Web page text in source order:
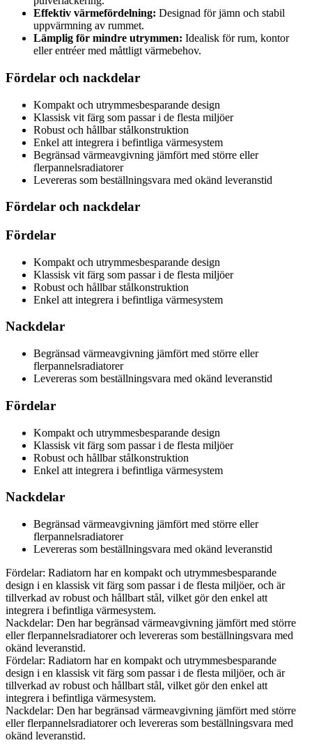
Effektiv värmefördelning: Designad för jämn och stabil
uppvärmning av rummet.
Lämplig för mindre utrymmen: Idealisk för rum, kontor
eller entréer med måttligt värmebehov.
Fördelar och nackdelar
Kompakt och utrymmesbesparande design
Klassisk vit färg som passar i de flesta miljöer
Robust och hållbar stålkonstruktion
Enkel att integrera i befintliga värmesystem
Begränsad värmeavgivning jämfört med större eller
flerpannelsradiatorer
Levereras som beställningsvara med okänd leveranstid
Fördelar och nackdelar
Fördelar
Kompakt och utrymmesbesparande design
Klassisk vit färg som passar i de flesta miljöer
Robust och hållbar stålkonstruktion
Enkel att integrera i befintliga värmesystem
Nackdelar
Begränsad värmeavgivning jämfört med större eller
flerpannelsradiatorer
Levereras som beställningsvara med okänd leveranstid
Fördelar
Kompakt och utrymmesbesparande design
Klassisk vit färg som passar i de flesta miljöer
Robust och hållbar stålkonstruktion
Enkel att integrera i befintliga värmesystem
Nackdelar
Begränsad värmeavgivning jämfört med större eller
flerpannelsradiatorer
Levereras som beställningsvara med okänd leveranstid
Fördelar: Radiatorn har en kompakt och utrymmesbesparande
design i en klassisk vit färg som passar i de flesta miljöer, och är
tillverkad av robust och hållbart stål, vilket gör den enkel att
integrera i befintliga värmesystem.
Nackdelar: Den har begränsad värmeavgivning jämfört med större
eller flerpannelsradiatorer och levereras som beställningsvara med
okänd leveranstid.
Fördelar: Radiatorn har en kompakt och utrymmesbesparande
design i en klassisk vit färg som passar i de flesta miljöer, och är
tillverkad av robust och hållbart stål, vilket gör den enkel att
integrera i befintliga värmesystem.
Nackdelar: Den har begränsad värmeavgivning jämfört med större
eller flerpannelsradiatorer och levereras som beställningsvara med
okänd leveranstid.